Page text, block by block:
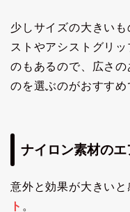
少しサイズの大きい
ストやアシストグリ
のもあるので、広さ
のを選ぶのがおすすめ
ナイロン素材のエ
意外と効果が大きいと
ト 。